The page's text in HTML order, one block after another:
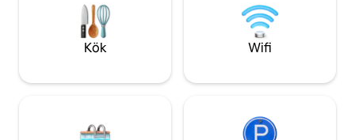
utsikt över Bolognas hustak och kyrkor.
En riktigt charmig plats där du kan känna
dig som hemma
Kök Wifi